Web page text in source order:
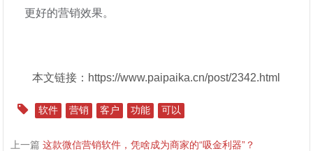
更好的营销效果。
本文链接：https://www.paipaika.cn/post/2342.html
软件 营销 客户 功能 可以
上一篇这款微信营销软件，凭啥成为商家的“吸金利器”？